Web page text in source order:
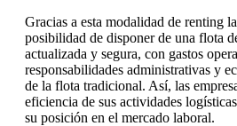
Gracias a esta modalidad de renting
posibilidad de disponer de una flota
actualizada y segura, con gastos
responsabilidades administrativas y
de la flota tradicional. Así, las
eficiencia de sus actividades
su posición en el mercado laboral.